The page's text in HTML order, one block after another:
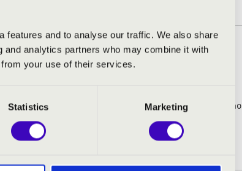
features and to analyse our traffic. We also share
analytics partners who may combine it with
your use of their services.
Statistics Marketing
Schadewijk
ahol Matthijs Broersma, Bart LaFollette és Una Cho